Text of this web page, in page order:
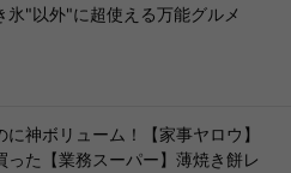
氷"以外"に超使える万能グルメ
に神ボリューム！【家事ヤロウ】
った【業務スーパー】薄焼き餅レ